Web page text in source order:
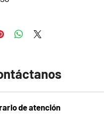
de atención